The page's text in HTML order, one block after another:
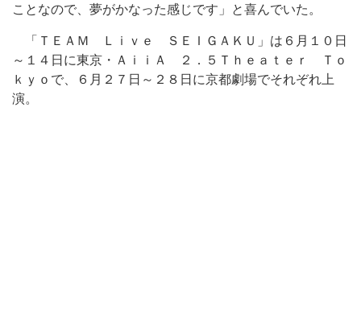
ことなので、夢がかなった感じです」と喜んでいた。
「ＴＥＡＭ Ｌｉｖｅ ＳＥＩＧＡＫＵ」は６月１０日
～１４日に東京・ＡｉｉＡ ２．５Ｔｈｅａｔｅｒ Ｔｏ
ｋｙｏで、６月２７日～２８日に京都劇場でそれぞれ上
演。